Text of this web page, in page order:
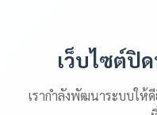
เว็บไซต์ปิ
เรากำลังพัฒนาระบบให้